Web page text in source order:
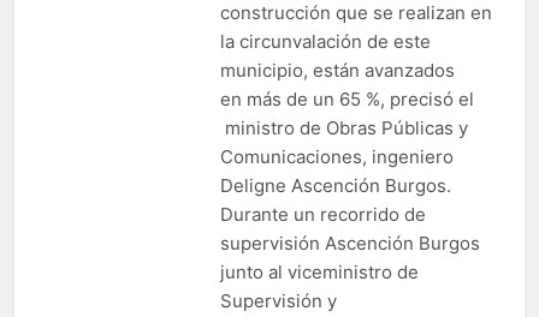
construcción que se realizan en
la circunvalación de este
municipio, están avanzados
en más de un 65 %, precisó el
ministro de Obras Públicas y
Comunicaciones, ingeniero
Deligne Ascención Burgos.
Durante un recorrido de
supervisión Ascención Burgos
junto al viceministro de
Supervisión y